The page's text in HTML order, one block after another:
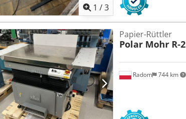
1 /3
Radom 744 km
Papier-Rüttler
Polar Mohr R-2